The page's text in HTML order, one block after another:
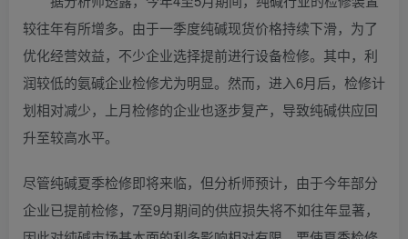
较往年有所增多。由于一季度纯碱现货价格持续下滑，为了
优化经营效益，不少企业选择提前进行设备检修。其中，利
润较低的氨碱企业检修尤为明显。然而，进入6月后，检修计
划相对减少，上月检修的企业也逐步复产，导致纯碱供应回
升至较高水平。
尽管纯碱夏季检修即将来临，但分析师预计，由于今年部分
企业已提前检修，7至9月期间的供应损失将不如往年显著，